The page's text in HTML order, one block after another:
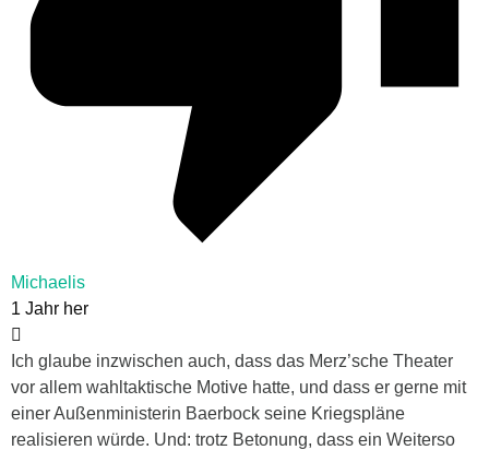
Michaelis
1 Jahr her
Ich glaube inzwischen auch, dass das Merz’sche Theater
vor allem wahltaktische Motive hatte, und dass er gerne mit
einer Außenministerin Baerbock seine Kriegspläne
realisieren würde. Und: trotz Betonung, dass ein Weiterso